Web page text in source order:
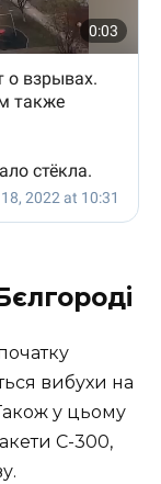
вибухи на
у цьому
С-300,